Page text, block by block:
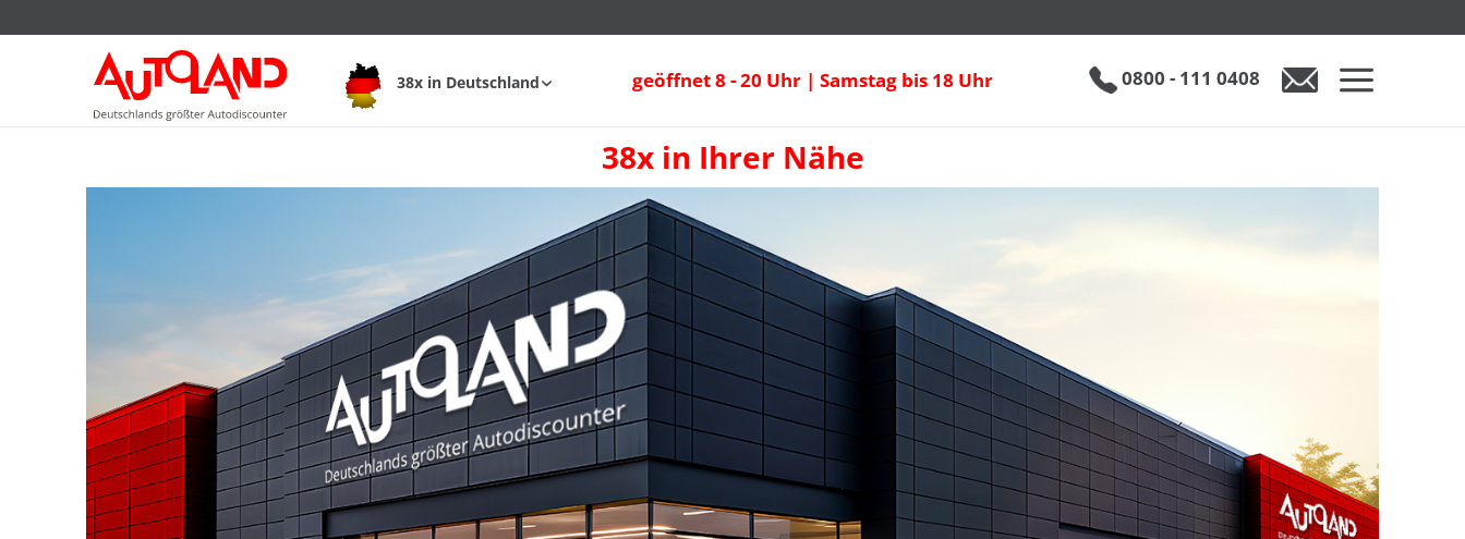
38x in Deutschland geöffnet 8 - 20 Uhr | Samstag bis 18 Uhr 0800 - 111 0408
38x in Ihrer Nähe